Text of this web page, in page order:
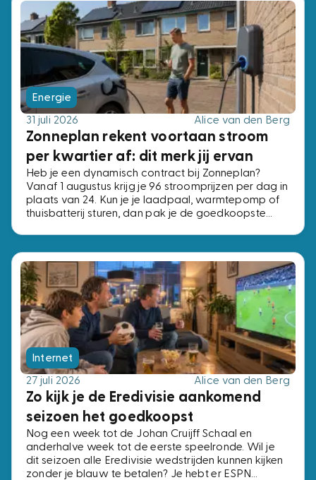
Energie
31 juli 2026
Alice van den Berg
Zonneplan rekent voortaan stroom
per kwartier af: dit merk jij ervan
Heb je een dynamisch contract bij Zonneplan?
Vanaf 1 augustus krijg je 96 stroomprijzen per dag in
plaats van 24. Kun je je laadpaal, warmtepomp of
thuisbatterij sturen, dan pak je de goedkoopste
Internet
27 juli 2026
Alice van den Berg
Zo kijk je de Eredivisie aankomend
seizoen het goedkoopst
Nog een week tot de Johan Cruijff Schaal en
anderhalve week tot de eerste speelronde. Wil je
dit seizoen alle Eredivisie wedstrijden kunnen kijken
zonder je blauw te betalen? Je hebt er ESPN